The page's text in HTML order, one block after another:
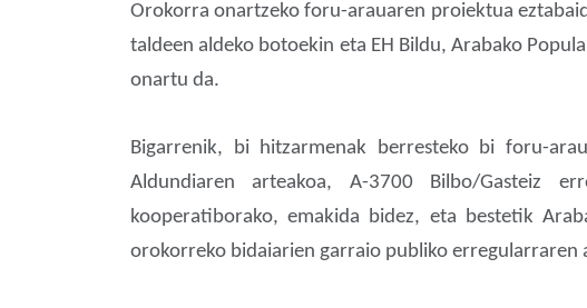
Orokorra onartzeko foru-arauaren proiektua
taldeen aldeko botoekin eta EH Bildu, Arabako
onartu da.
Bigarrenik, bi hitzarmenak berresteko bi foru-
Aldundiaren arteakoa, A-3700 Bilbo/Gasteiz
kooperatiborako, emakida bidez, eta bestetik
orokorreko bidaiarien garraio publiko